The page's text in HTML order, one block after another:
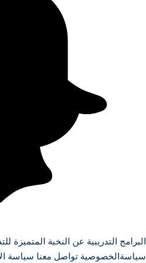
البرامج التدريبية عن النخبة المتميزة
سياسةالخصوصية تواصل معنا سياسة